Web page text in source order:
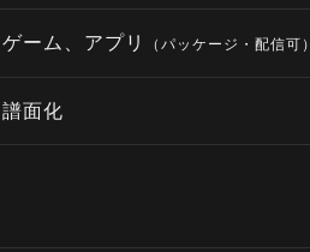
ゲーム、アプリ （パッケージ・配信可）
譜面化